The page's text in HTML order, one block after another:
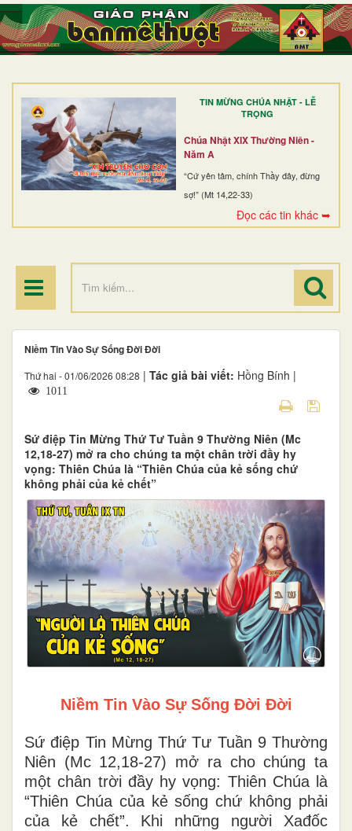
TIN MỪNG CHÚA NHẬT - LỄ
TRỌNG
Chúa Nhật XIX Thường Niên -
Năm A
“Cứ yên tâm, chính Thầy đây, đừng
sợ!” (Mt 14,22-33)
Đọc các tin khác ➥
TRANG NHẤT
GIỚI THIỆU
DÒNG TU
BAN MỤC VỤ
ĐOÀN THỂ CG
ĐIỂM HÀNH HƯƠNG
Niềm Tin Vào Sự Sống Đời Đời
Thứ hai - 01/06/2026 08:28 | Tác giả bài viết: Hồng Bính |
1011
Sứ điệp Tin Mừng Thứ Tư Tuần 9 Thường Niên (Mc
12,18-27) mở ra cho chúng ta một chân trời đầy hy
vọng: Thiên Chúa là “Thiên Chúa của kẻ sống chứ
không phải của kẻ chết”
Niềm Tin Vào Sự Sống Đời Đời
Sứ điệp Tin Mừng Thứ Tư Tuần 9 Thường
Niên (Mc 12,18-27) mở ra cho chúng ta
một chân trời đầy hy vọng: Thiên Chúa là
“Thiên Chúa của kẻ sống chứ không phải
của kẻ chết”. Khi những người Xađốc